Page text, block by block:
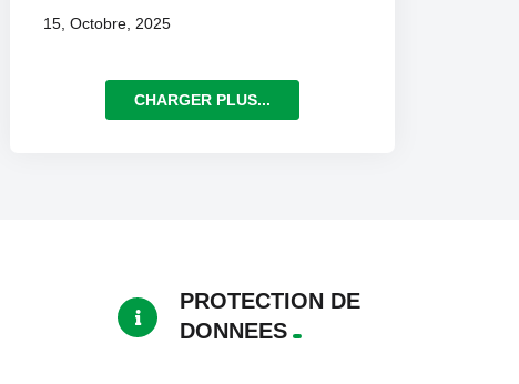
dans le CENTRE EST
15, Octobre, 2025
CHARGER PLUS...
PROTECTION DE
DONNEES